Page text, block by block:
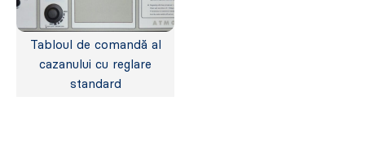
Tabloul de comandă al
cazanului cu reglare
standard